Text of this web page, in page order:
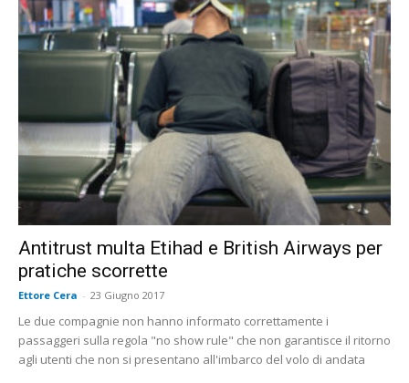
Antitrust multa Etihad e British Airways per
pratiche scorrette
Ettore Cera - 23 Giugno 2017
Le due compagnie non hanno informato correttamente i
passaggeri sulla regola "no show rule" che non garantisce il ritorno
agli utenti che non si presentano all'imbarco del volo di andata